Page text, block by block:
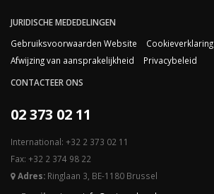
JURIDISCHE MEDEDELINGEN
Gebruiksvoorwaarden Website
Cookieverklaring
Afwijzing van aansprakelijkheid
Privacybeleid
CONTACTEER ONS
02 373 02 11
International: +32 2 373 02 11
Fax: +32 2 374 98 22
Adres: Ringlaan 3, BE-1180 Brussel